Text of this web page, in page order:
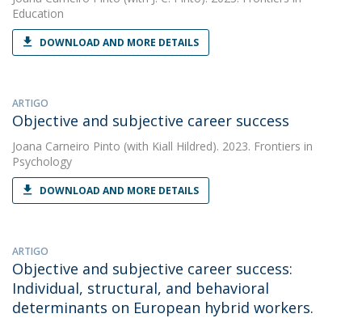
Education
DOWNLOAD AND MORE DETAILS
ARTIGO
Objective and subjective career success
Joana Carneiro Pinto (with Kiall Hildred). 2023. Frontiers in
Psychology
DOWNLOAD AND MORE DETAILS
ARTIGO
Objective and subjective career success:
Individual, structural, and behavioral
determinants on European hybrid workers.